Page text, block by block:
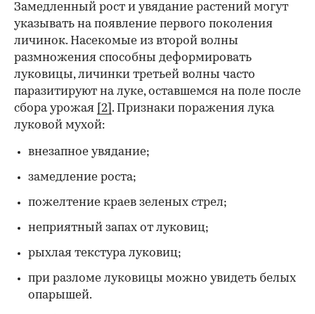
Замедленный рост и увядание растений могут
указывать на появление первого поколения
личинок. Насекомые из второй волны
размножения способны деформировать
луковицы, личинки третьей волны часто
паразитируют на луке, оставшемся на поле после
сбора урожая [2] . Признаки поражения лука
луковой мухой:
внезапное увядание;
замедление роста;
пожелтение краев зеленых стрел;
неприятный запах от луковиц;
рыхлая текстура луковиц;
при разломе луковицы можно увидеть белых
опарышей.